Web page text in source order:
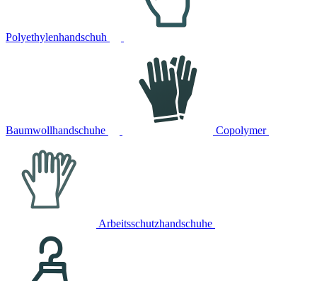
Polyethylenhandschuh
Baumwollhandschuhe Copolymer
Arbeitsschutzhandschuhe